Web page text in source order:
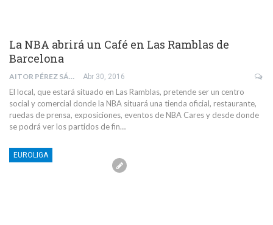
La NBA abrirá un Café en Las Ramblas de
Barcelona
AITOR PÉREZ SÁNCHEZ Abr 30, 2016
El local, que estará situado en Las Ramblas, pretende ser un centro
social y comercial donde la NBA situará una tienda oficial, restaurante,
ruedas de prensa, exposiciones, eventos de NBA Cares y desde donde
se podrá ver los partidos de fin…
EUROLIGA